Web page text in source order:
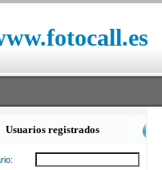
Usuarios registrados